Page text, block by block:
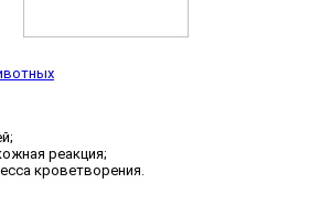
реакция;
кроветворения.